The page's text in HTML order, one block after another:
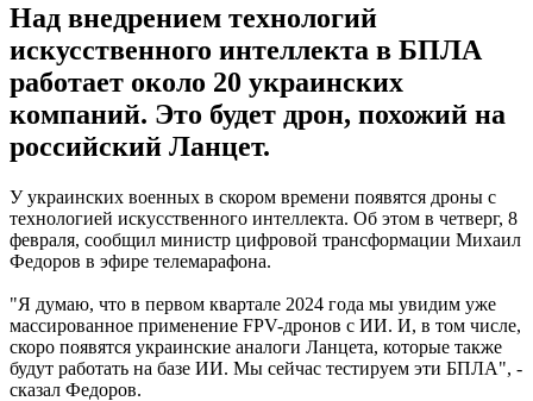
Над внедрением технологий
искусственного интеллекта в БПЛА
работает около 20 украинских
компаний. Это будет дрон, похожий на
российский Ланцет.
У украинских военных в скором времени появятся дроны с
технологией искусственного интеллекта. Об этом в четверг, 8
февраля, сообщил министр цифровой трансформации Михаил
Федоров в эфире телемарафона.
"Я думаю, что в первом квартале 2024 года мы увидим уже
массированное применение FPV-дронов с ИИ. И, в том числе,
скоро появятся украинские аналоги Ланцета, которые также
будут работать на базе ИИ. Мы сейчас тестируем эти БПЛА", -
сказал Федоров.